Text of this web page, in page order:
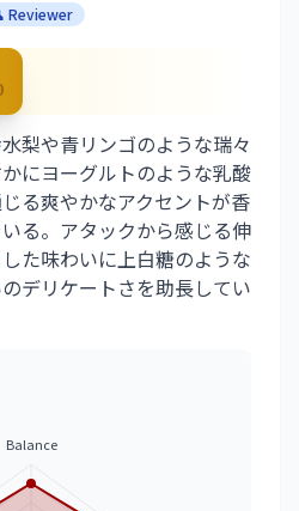
Reviewer
梨や青リンゴのような瑞々
にヨーグルトのような乳酸
る爽やかなアクセントが香
る。アタックから感じる伸
た味わいに上白糖のような
デリケートさを助長してい
Balance